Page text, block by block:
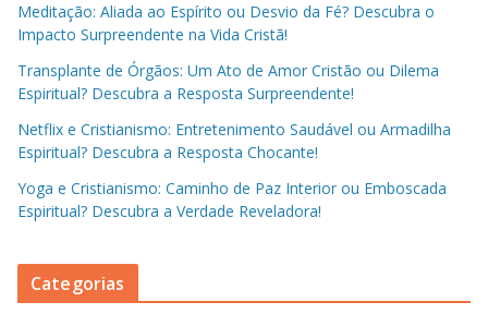
Meditação: Aliada ao Espírito ou Desvio da Fé? Descubra o
Impacto Surpreendente na Vida Cristã!
Transplante de Órgãos: Um Ato de Amor Cristão ou Dilema
Espiritual? Descubra a Resposta Surpreendente!
Netflix e Cristianismo: Entretenimento Saudável ou Armadilha
Espiritual? Descubra a Resposta Chocante!
Yoga e Cristianismo: Caminho de Paz Interior ou Emboscada
Espiritual? Descubra a Verdade Reveladora!
Categorias